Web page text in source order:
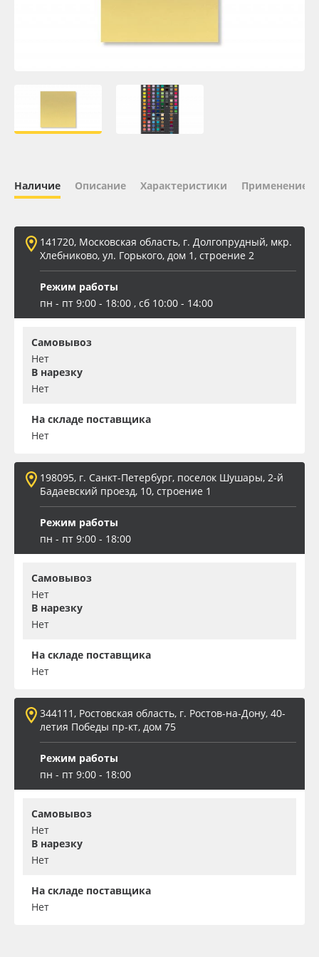
Плёнка монтажная Oratape
ПЭТ листовой
Баннер
Заготовки для сувениров
Наличие Описание Характеристики Применение
141720, Московская область, г. Долгопрудный, мкр.
Хлебниково, ул. Горького, дом 1, строение 2
Режим работы
пн - пт 9:00 - 18:00 , сб 10:00 - 14:00
Самовывоз
Нет
В нарезку
Нет
На складе поставщика
Нет
198095, г. Санкт-Петербург, поселок Шушары, 2-й
Бадаевский проезд, 10, строение 1
Режим работы
пн - пт 9:00 - 18:00
Самовывоз
Нет
В нарезку
Нет
На складе поставщика
Нет
344111, Ростовская область, г. Ростов-на-Дону, 40-
летия Победы пр-кт, дом 75
Режим работы
пн - пт 9:00 - 18:00
Самовывоз
Нет
В нарезку
Нет
На складе поставщика
Нет